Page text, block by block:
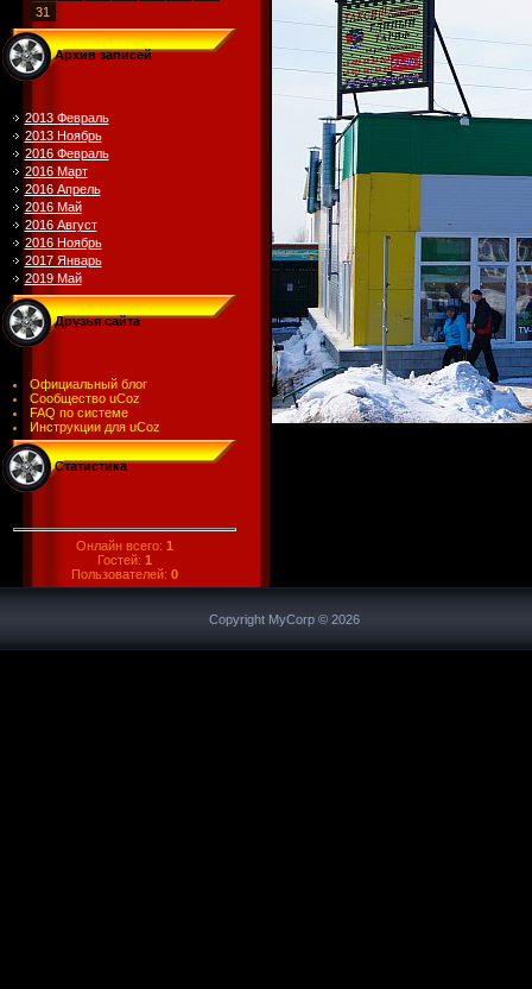
31
Архив записей
2013 Февраль
2013 Ноябрь
2016 Февраль
2016 Март
2016 Апрель
2016 Май
2016 Август
2016 Ноябрь
2017 Январь
2019 Май
Друзья сайта
Официальный блог
Сообщество uCoz
FAQ по системе
Инструкции для uCoz
Статистика
Онлайн всего: 1
Гостей: 1
Пользователей: 0
Copyright MyCorp © 2026